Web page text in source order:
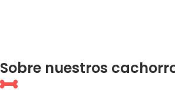
Sobre nuestros